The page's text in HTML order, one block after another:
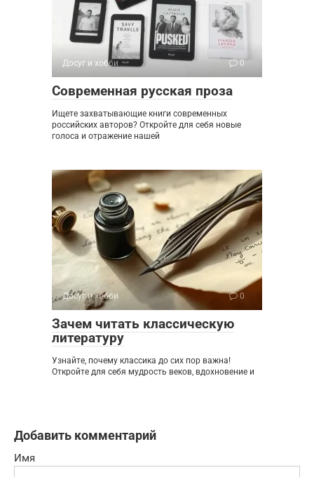
Досуг и хобби 0
Современная русская проза
Ищете захватывающие книги современных
российских авторов? Откройте для себя новые
голоса и отражение нашей
Досуг и хобби 0
Зачем читать классическую
литературу
Узнайте, почему классика до сих пор важна!
Откройте для себя мудрость веков, вдохновение и
Добавить комментарий
Имя